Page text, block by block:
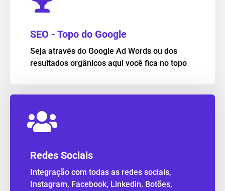
SEO - Topo do Google
Seja através do Google Ad Words ou dos
resultados orgânicos aqui você fica no topo
Redes Sociais
Integração com todas as redes sociais,
Instagram, Facebook, Linkedin. Botões,